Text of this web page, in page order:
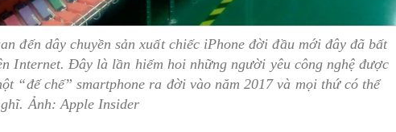
đến dây chuyền sản xuất chiếc iPhone đời đầu mới đây đã bất
Internet. Đây là lần hiếm hoi những người yêu công nghệ được
“đế chế” smartphone ra đời vào năm 2017 và mọi thứ có thể
Ảnh: Apple Insider